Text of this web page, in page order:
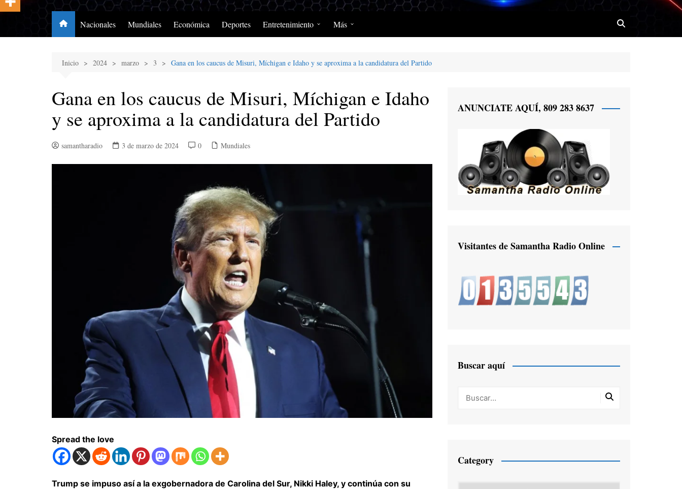
Nacionales Mundiales Económica Deportes Entretenimiento
MerengClásicos
Podcast y Programas de Radio
Más
Inicio 2024 marzo 3 Gana en los caucus de Misuri, Míchigan e Idaho y se aproxima a la candidatura del Partido
Gana en los caucus de Misuri, Míchigan e Idaho
y se aproxima a la candidatura del Partido
samantharadio 3 de marzo de 2024 0 Mundiales
Spread the love
Trump se impuso así a la exgobernadora de Carolina del Sur, Nikki Haley, y continúa con su
ANUNCIATE AQUÍ, 809 283 8637
Visitantes de Samantha Radio Online
Buscar aquí
Category